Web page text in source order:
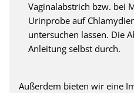
Vaginalabstrich bzw. bei
Urinprobe auf
untersuchen lassen. Die
Anleitung selbst durch.
Außerdem bieten wir eine